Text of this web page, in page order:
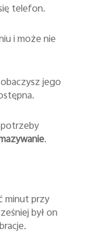
telefon.
i może nie
jego
.
minut przy
był on